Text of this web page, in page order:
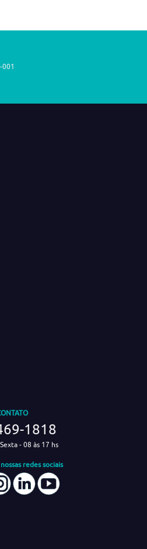
001
1818
- 08 às 17 hs
redes sociais